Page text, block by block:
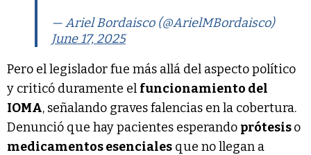
— Ariel Bordaisco (@ArielMBordaisco)
June 17, 2025
Pero el legislador fue más allá del aspecto político
y criticó duramente el funcionamiento del
IOMA, señalando graves falencias en la cobertura.
Denunció que hay pacientes esperando prótesiso
medicamentos esenciales que no llegan a